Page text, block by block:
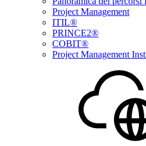
Project Management
ITIL®
PRINCE2®
COBIT®
Project Management